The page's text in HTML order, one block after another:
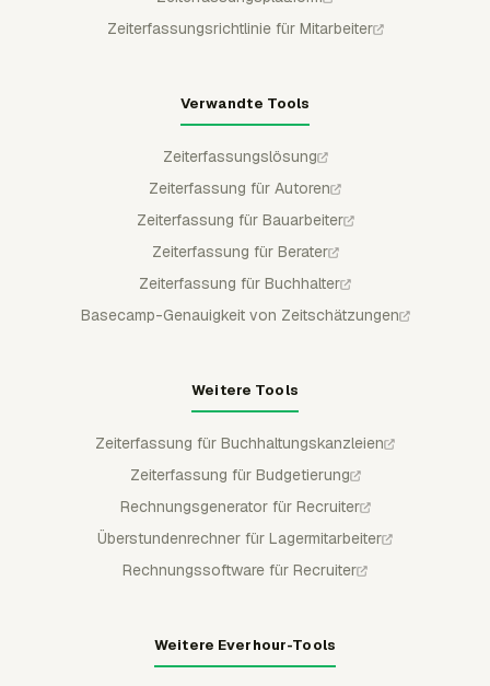
Zeiterfassungsrichtlinie für Mitarbeiter
Verwandte Tools
Zeiterfassungslösung
Zeiterfassung für Autoren
Zeiterfassung für Bauarbeiter
Zeiterfassung für Berater
Zeiterfassung für Buchhalter
Basecamp-Genauigkeit von Zeitschätzungen
Weitere Tools
Zeiterfassung für Buchhaltungskanzleien
Zeiterfassung für Budgetierung
Rechnungsgenerator für Recruiter
Überstundenrechner für Lagermitarbeiter
Rechnungssoftware für Recruiter
Weitere Everhour-Tools